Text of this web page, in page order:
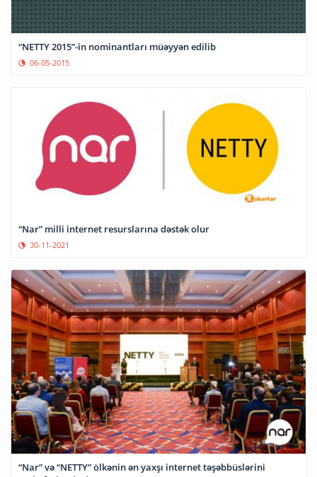
“NETTY 2015”-in nominantları müəyyən edilib
06-05-2015
“Nar” milli internet resurslarına dəstək olur
30-11-2021
“Nar” və “NETTY” ölkənin ən yaxşı internet təşəbbüslərini